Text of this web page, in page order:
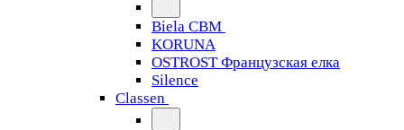
Biela CBM
KORUNA
OSTROST Французская елка
Silence
Classen